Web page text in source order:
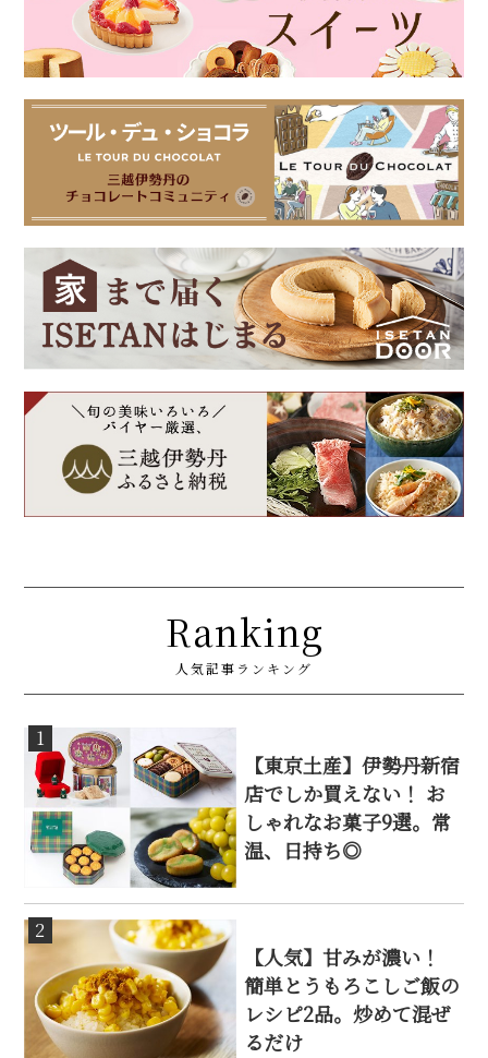
Ranking
人気記事ランキング
1
【東京土産】伊勢丹新宿
店でしか買えない！ お
しゃれなお菓子9選。常
温、日持ち◎
2
【人気】甘みが濃い！
簡単とうもろこしご飯の
レシピ2品。炒めて混ぜ
るだけ